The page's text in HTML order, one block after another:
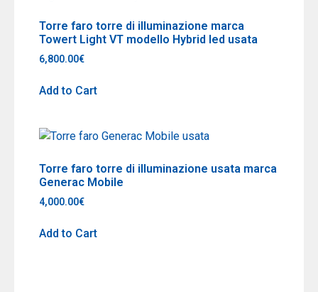
Torre faro torre di illuminazione marca
Towert Light VT modello Hybrid led usata
6,800.00€
Add to Cart
Torre faro torre di illuminazione usata marca
Generac Mobile
4,000.00€
Add to Cart